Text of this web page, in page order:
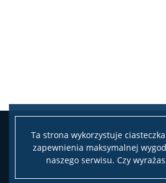
Ta strona wykorzystuje
zapewnienia maksymalnej
naszego serwisu. Czy
Stopnie i tytuły
Repozytorium „Dane Badawcze